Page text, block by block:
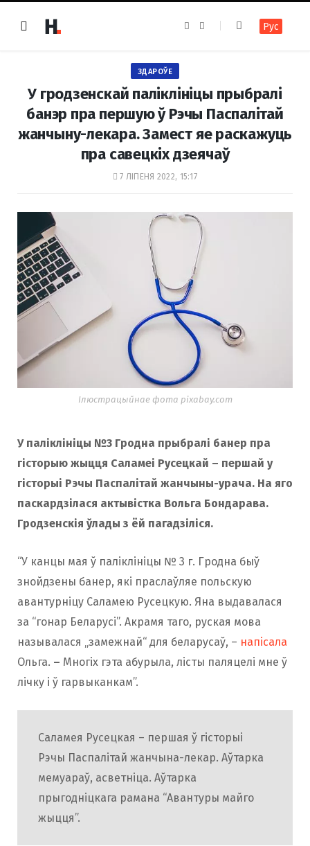
e
k
t
a
m
Рус
ЗДАРОЎЕ
У гродзенскай паліклініцы прыбралі
банэр пра першую ў Рэчы Паспалітай
жанчыну-лекара. Замест яе раскажуць
пра савецкіх дзеячаў
7 ЛІПЕНЯ 2022, 15:17
Ілюстрацыйнае фота pixabay.com
У паліклініцы №3 Гродна прыбралі банер пра
гісторыю жыцця Саламеі Русецкай – першай у
гісторыі Рэчы Паспалітай жанчыны-урача. На яго
паскардзілася актывістка Вольга Бондарава.
Гродзенскія ўлады з ёй пагадзіліся.
“У канцы мая ў паліклініцы № 3 г. Гродна быў
знойдзены банер, які праслаўляе польскую
авантурніцу Саламею Русецкую. Яна выдавалася
за “гонар Беларусі”. Акрамя таго, руская мова
называлася „замежнай“ для беларусаў, – напісала
Ольга. – Многіх гэта абурыла, лісты паляцелі мне ў
лічку і ў гарвыканкам”.
Саламея Русецкая – першая ў гісторыі
Рэчы Паспалітай жанчына-лекар. Аўтарка
мемуараў, асветніца. Аўтарка
прыгодніцкага рамана “Авантуры майго
жыцця”.